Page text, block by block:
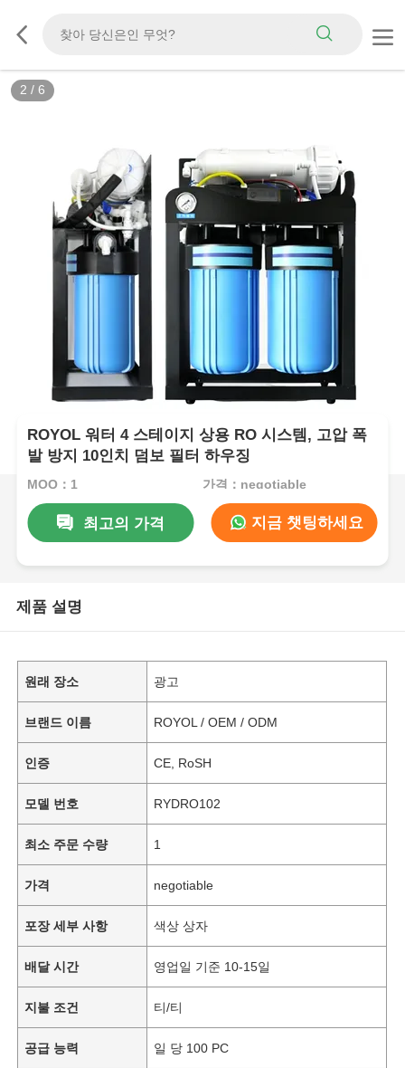
2 / 6
ROYOL 워터 4 스테이지 상용 RO 시스템, 고압 폭
발 방지 10인치 덤보 필터 하우징
MOQ：1 가격：negotiable
최고의 가격 지금 챗팅하세요
제품 설명
원래 장소 광고
브랜드 이름 ROYOL / OEM / ODM
인증 CE, RoSH
모델 번호 RYDRO102
최소 주문 수량 1
가격 negotiable
포장 세부 사항 색상 상자
배달 시간 영업일 기준 10-15일
지불 조건 티/티
공급 능력 일 당 100 PC